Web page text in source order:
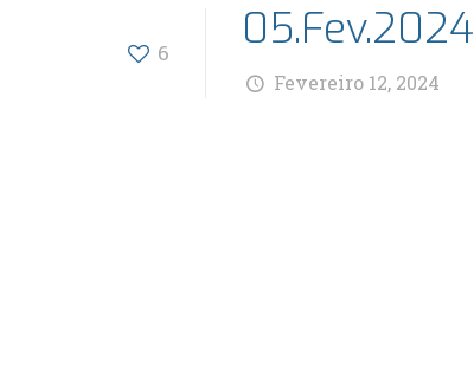
6 05.Fev.2024
Fevereiro 12, 2024